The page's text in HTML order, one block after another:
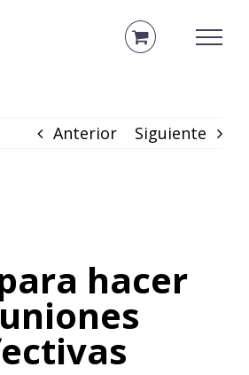
Anterior Siguiente
hacer